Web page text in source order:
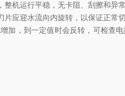
机运行平稳，无卡阻、刮擦和异
应迎水流向内旋转，以保证正常切
加，到一定值时会反转，可检查